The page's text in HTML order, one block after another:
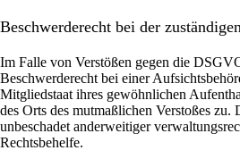
Beschwerde­recht bei der
Im Falle von Verstößen gegen die
Beschwerderecht bei einer
Mitgliedstaat ihres gewöhnlichen
des Orts des mutmaßlichen Verstoßes zu.
unbeschadet anderweitiger
Rechtsbehelfe.